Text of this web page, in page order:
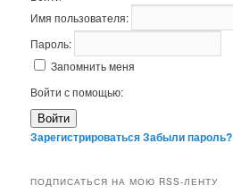
Имя пользователя:
Пароль:
Запомнить меня
Войти с помощью:
Войти
ЗарегистрироватьсяЗабыли пароль?
ПОДПИСАТЬСЯ НА МОЮ RSS-ЛЕНТУ